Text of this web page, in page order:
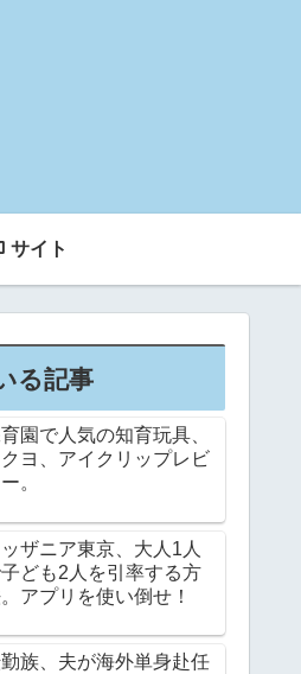
サイト
る記事
園で人気の知育玩具、
クヨ、アイクリップレビ
。
ザニア東京、大人1人
ども2人を引率する方
アプリを使い倒せ！
族、夫が海外単身赴任